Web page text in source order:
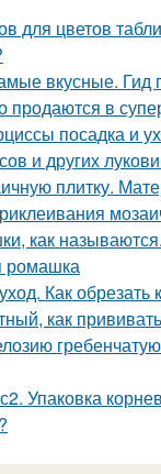
для цветов
вкусные. Гид
продаются в
посадка и
и других
плитку.
как
ромашка
Как обрезать
как
Упаковка